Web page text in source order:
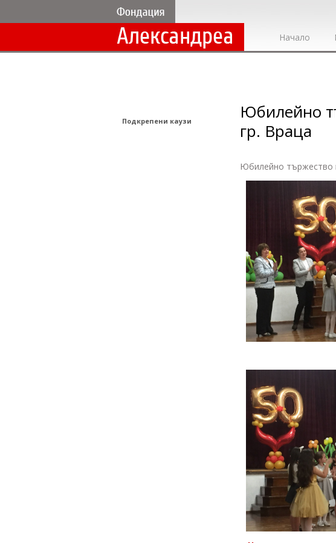
Начало
Подкрепени каузи
Юбилейно
гр. Враца
Юбилейно тържество